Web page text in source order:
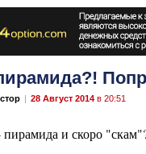
| 28 Август 2014 в 20:51